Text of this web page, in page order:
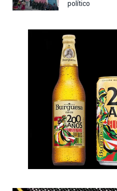
político